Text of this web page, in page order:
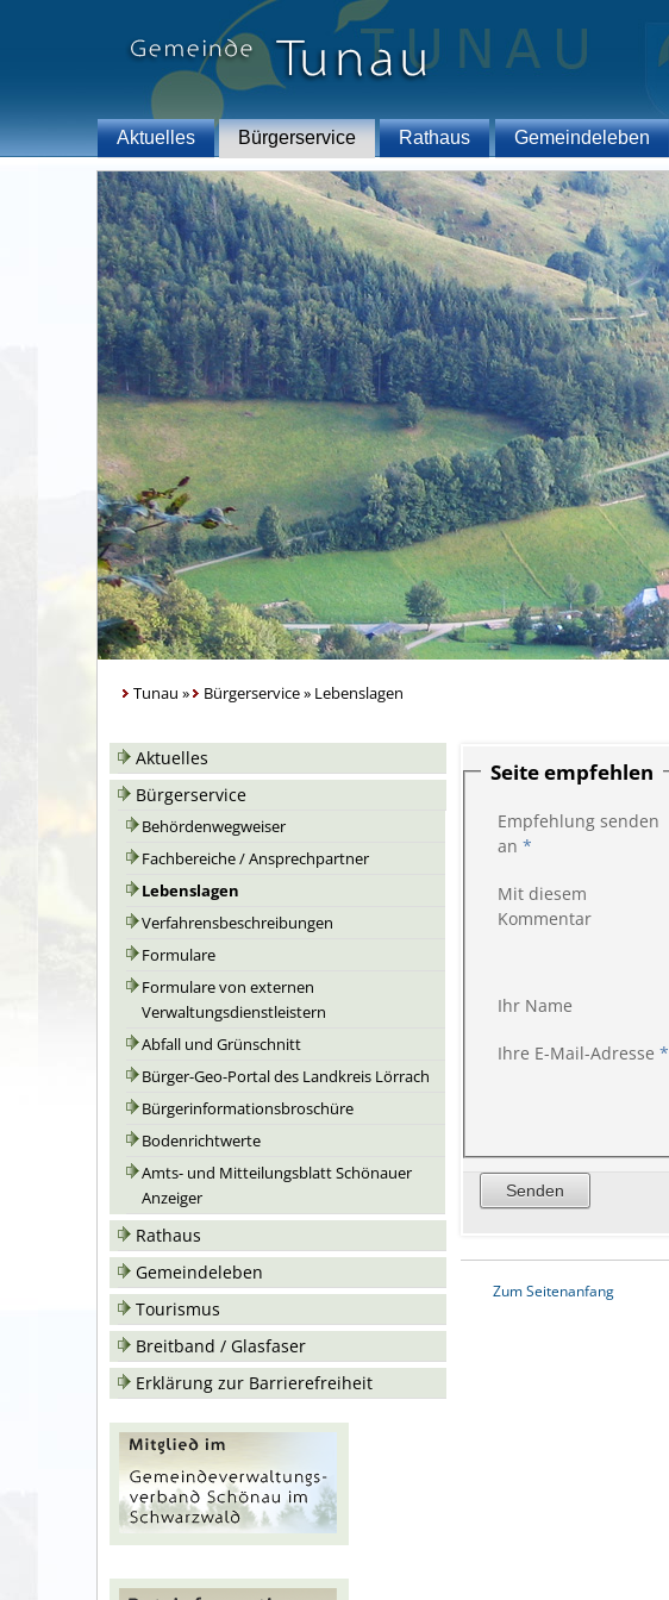
Aktuelles Bürgerservice Rathaus Gemeindeleben
Tunau » Bürgerservice» Lebenslagen
Aktuelles
Bürgerservice
Behördenwegweiser
Fachbereiche / Ansprechpartner
Lebenslagen
Verfahrensbeschreibungen
Formulare
Formulare von externen
Verwaltungsdienstleistern
Abfall und Grünschnitt
Bürger-Geo-Portal des Landkreis Lörrach
Bürgerinformationsbroschüre
Bodenrichtwerte
Amts- und Mitteilungsblatt Schönauer
Anzeiger
Rathaus
Gemeindeleben
Tourismus
Breitband / Glasfaser
Erklärung zur Barrierefreiheit
Seite empfehlen
Empfehlung senden
an *
Mit diesem
Kommentar
Ihr Name
Ihre E-Mail-Adresse *
Zum Seitenanfang